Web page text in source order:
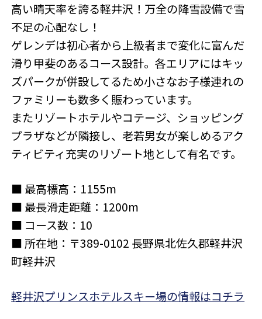
高い晴天率を誇る軽井沢！万全の降雪設備で雪
不足の心配なし！
ゲレンデは初心者から上級者まで変化に富んだ
滑り甲斐のあるコース設計。各エリアにはキッ
ズパークが併設してるため小さなお子様連れの
ファミリーも数多く賑わっています。
またリゾートホテルやコテージ、ショッピング
プラザなどが隣接し、老若男女が楽しめるアク
ティビティ充実のリゾート地として有名です。
■ 最高標高：1155m
■ 最長滑走距離：1200m
■ コース数：10
■ 所在地：〒389-0102 長野県北佐久郡軽井沢
町軽井沢
軽井沢プリンスホテルスキー場の情報はコチラ